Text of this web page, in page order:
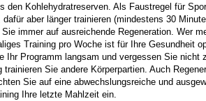
Kohlehydratreserven. Als Faustregel für
aber länger trainieren (mindestens 30
immer auf ausreichende Regeneration. Wer
Training pro Woche ist für Ihre Gesundheit
Programm langsam und vergessen Sie nicht
Sie andere Körperpartien. Auch
Sie auf eine abwechslungsreiche und
Ihre letzte Mahlzeit ein.